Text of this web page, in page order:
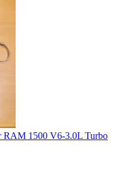
RAM 1500 V6-3.0L Turbo